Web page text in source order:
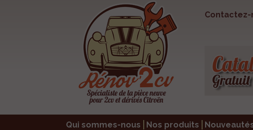
Contactez-
Qui sommes-nous Nos produits